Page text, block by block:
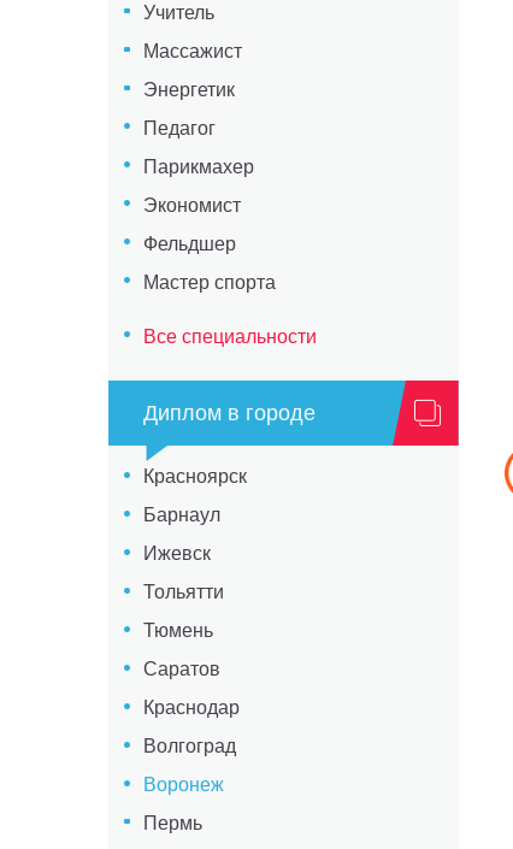
Учитель
Массажист
Энергетик
Педагог
Парикмахер
Экономист
Фельдшер
Мастер спорта
Все специальности
Диплом в городе
Красноярск
Барнаул
Ижевск
Тольятти
Тюмень
Саратов
Краснодар
Волгоград
Воронеж
Пермь